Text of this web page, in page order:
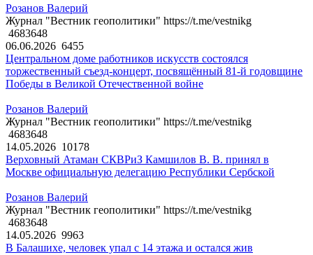
Розанов Валерий
Журнал "Вестник геополитики" https://t.me/vestnikg
4683648
06.06.2026 6455
Центральном доме работников искусств состоялся
торжественный съезд-концерт, посвящённый 81-й годовщине
Победы в Великой Отечественной войне
Розанов Валерий
Журнал "Вестник геополитики" https://t.me/vestnikg
4683648
14.05.2026 10178
Верховный Атаман СКВРиЗ Камшилов В. В. принял в
Москве официальную делегацию Республики Сербской
Розанов Валерий
Журнал "Вестник геополитики" https://t.me/vestnikg
4683648
14.05.2026 9963
В Балашихе, человек упал с 14 этажа и остался жив